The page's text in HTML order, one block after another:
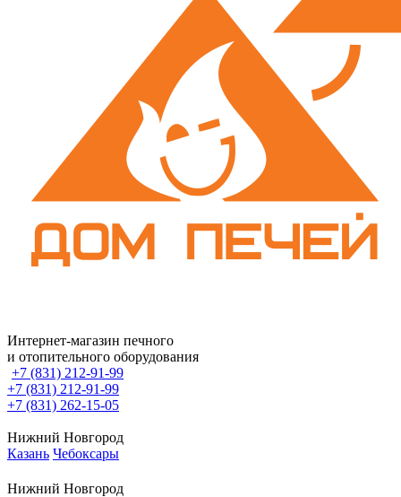
Интернет-магазин печного
и отопительного оборудования
+7 (831) 212-91-99
+7 (831) 212-91-99
+7 (831) 262-15-05
Нижний Новгород
Казань Чебоксары
Нижний Новгород